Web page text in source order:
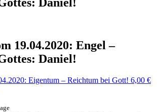
19.04.2020: Engel –
Daniel!
Eigentum – Reichtum bei Gott! 6,00 €